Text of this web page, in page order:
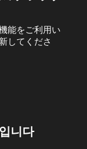
能をご利用い
してくださ
니다